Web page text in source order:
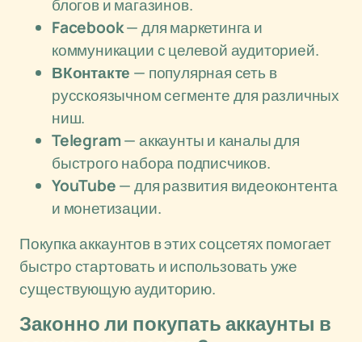
блогов и магазинов.
Facebook— для маркетинга и
коммуникации с целевой аудиторией.
ВКонтакте — популярная сеть в
русскоязычном сегменте для различных
ниш.
Telegram— аккаунты и каналы для
быстрого набора подписчиков.
YouTube— для развития видеоконтента
и монетизации.
Покупка аккаунтов в этих соцсетях помогает
быстро стартовать и использовать уже
существующую аудиторию.
Законно ли покупать аккаунты в